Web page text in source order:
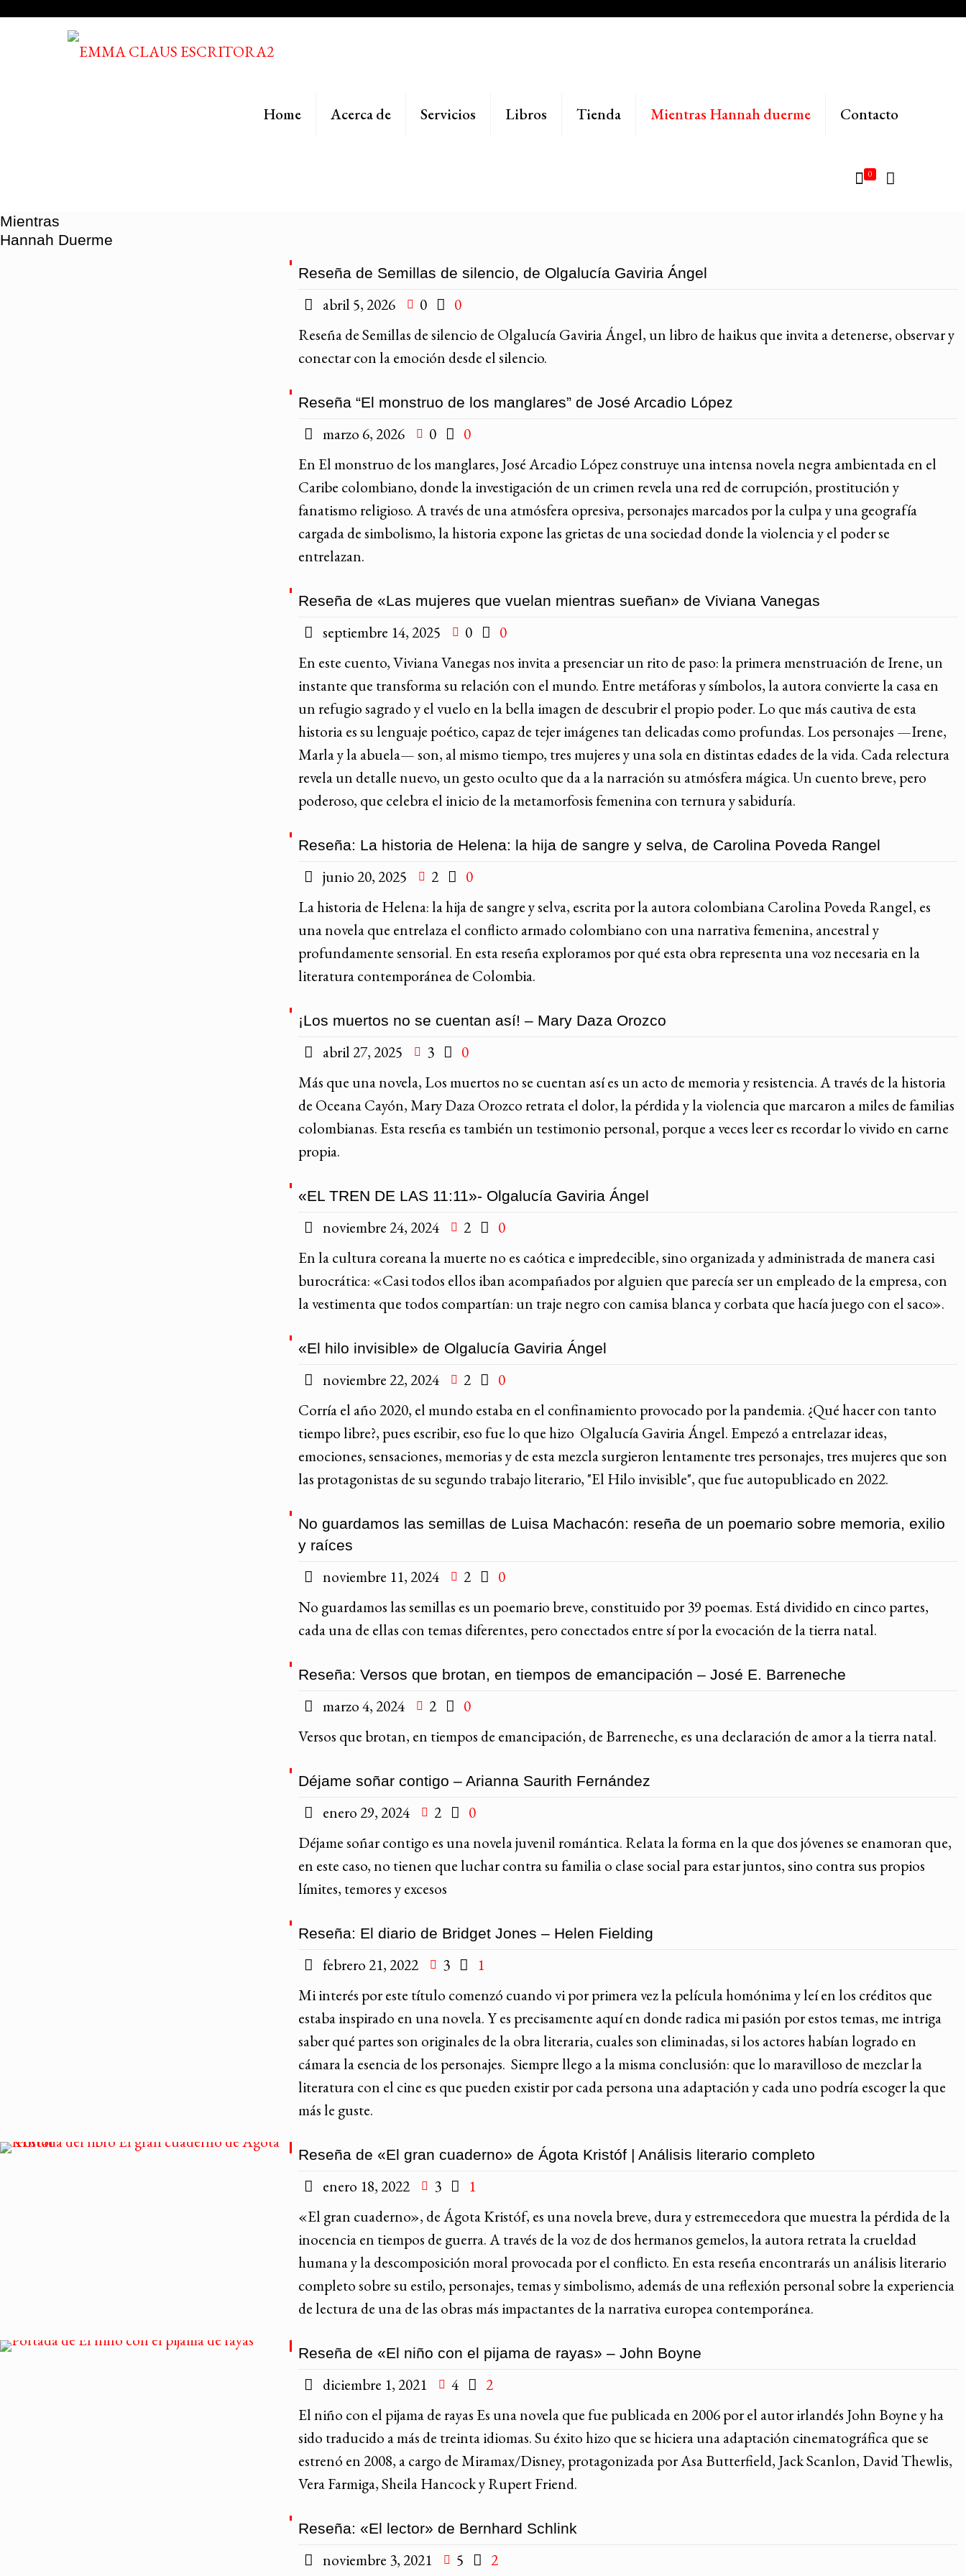
Home Acerca de Servicios Libros Tienda Mientras Hannah duerme Contacto
0
Mientras
Hannah Duerme
Reseña de Semillas de silencio, de Olgalucía Gaviria Ángel
abril 5, 2026 0
0
Reseña de Semillas de silencio de Olgalucía Gaviria Ángel, un libro de haikus que invita a detenerse, observar y
conectar con la emoción desde el silencio.
Reseña “El monstruo de los manglares” de José Arcadio López
marzo 6, 2026 0
0
En El monstruo de los manglares, José Arcadio López construye una intensa novela negra ambientada en el
Caribe colombiano, donde la investigación de un crimen revela una red de corrupción, prostitución y
fanatismo religioso. A través de una atmósfera opresiva, personajes marcados por la culpa y una geografía
cargada de simbolismo, la historia expone las grietas de una sociedad donde la violencia y el poder se
entrelazan.
Reseña de «Las mujeres que vuelan mientras sueñan» de Viviana Vanegas
septiembre 14, 2025 0
0
En este cuento, Viviana Vanegas nos invita a presenciar un rito de paso: la primera menstruación de Irene, un
instante que transforma su relación con el mundo. Entre metáforas y símbolos, la autora convierte la casa en
un refugio sagrado y el vuelo en la bella imagen de descubrir el propio poder. Lo que más cautiva de esta
historia es su lenguaje poético, capaz de tejer imágenes tan delicadas como profundas. Los personajes —Irene,
Marla y la abuela— son, al mismo tiempo, tres mujeres y una sola en distintas edades de la vida. Cada relectura
revela un detalle nuevo, un gesto oculto que da a la narración su atmósfera mágica. Un cuento breve, pero
poderoso, que celebra el inicio de la metamorfosis femenina con ternura y sabiduría.
Reseña: La historia de Helena: la hija de sangre y selva, de Carolina Poveda Rangel
junio 20, 2025 0
2
La historia de Helena: la hija de sangre y selva, escrita por la autora colombiana Carolina Poveda Rangel, es
una novela que entrelaza el conflicto armado colombiano con una narrativa femenina, ancestral y
profundamente sensorial. En esta reseña exploramos por qué esta obra representa una voz necesaria en la
literatura contemporánea de Colombia.
¡Los muertos no se cuentan así! – Mary Daza Orozco
abril 27, 2025 0
3
Más que una novela, Los muertos no se cuentan así es un acto de memoria y resistencia. A través de la historia
de Oceana Cayón, Mary Daza Orozco retrata el dolor, la pérdida y la violencia que marcaron a miles de familias
colombianas. Esta reseña es también un testimonio personal, porque a veces leer es recordar lo vivido en carne
propia.
«EL TREN DE LAS 11:11»- Olgalucía Gaviria Ángel
noviembre 24, 2024 0
2
En la cultura coreana la muerte no es caótica e impredecible, sino organizada y administrada de manera casi
burocrática: «Casi todos ellos iban acompañados por alguien que parecía ser un empleado de la empresa, con
la vestimenta que todos compartían: un traje negro con camisa blanca y corbata que hacía juego con el saco».
«El hilo invisible» de Olgalucía Gaviria Ángel
noviembre 22, 2024 0
2
Corría el año 2020, el mundo estaba en el confinamiento provocado por la pandemia. ¿Qué hacer con tanto
tiempo libre?, pues escribir, eso fue lo que hizo Olgalucía Gaviria Ángel. Empezó a entrelazar ideas,
emociones, sensaciones, memorias y de esta mezcla surgieron lentamente tres personajes, tres mujeres que son
las protagonistas de su segundo trabajo literario, "El Hilo invisible", que fue autopublicado en 2022.
No guardamos las semillas de Luisa Machacón: reseña de un poemario sobre memoria, exilio
y raíces
noviembre 11, 2024 0
2
No guardamos las semillas es un poemario breve, constituido por 39 poemas. Está dividido en cinco partes,
cada una de ellas con temas diferentes, pero conectados entre sí por la evocación de la tierra natal.
Reseña: Versos que brotan, en tiempos de emancipación – José E. Barreneche
marzo 4, 2024 0
2
Versos que brotan, en tiempos de emancipación, de Barreneche, es una declaración de amor a la tierra natal.
Déjame soñar contigo – Arianna Saurith Fernández
enero 29, 2024 0
2
Déjame soñar contigo es una novela juvenil romántica. Relata la forma en la que dos jóvenes se enamoran que,
en este caso, no tienen que luchar contra su familia o clase social para estar juntos, sino contra sus propios
límites, temores y excesos
Reseña: El diario de Bridget Jones – Helen Fielding
febrero 21, 2022 1
3
Mi interés por este título comenzó cuando vi por primera vez la película homónima y leí en los créditos que
estaba inspirado en una novela. Y es precisamente aquí en donde radica mi pasión por estos temas, me intriga
saber qué partes son originales de la obra literaria, cuales son eliminadas, si los actores habían logrado en
cámara la esencia de los personajes. Siempre llego a la misma conclusión: que lo maravilloso de mezclar la
literatura con el cine es que pueden existir por cada persona una adaptación y cada uno podría escoger la que
más le guste.
Reseña de «El gran cuaderno» de Ágota Kristóf | Análisis literario completo
enero 18, 2022 1
3
«El gran cuaderno», de Ágota Kristóf, es una novela breve, dura y estremecedora que muestra la pérdida de la
inocencia en tiempos de guerra. A través de la voz de dos hermanos gemelos, la autora retrata la crueldad
humana y la descomposición moral provocada por el conflicto. En esta reseña encontrarás un análisis literario
completo sobre su estilo, personajes, temas y simbolismo, además de una reflexión personal sobre la experiencia
de lectura de una de las obras más impactantes de la narrativa europea contemporánea.
Reseña de «El niño con el pijama de rayas» – John Boyne
diciembre 1, 2021 2
4
El niño con el pijama de rayas Es una novela que fue publicada en 2006 por el autor irlandés John Boyne y ha
sido traducido a más de treinta idiomas. Su éxito hizo que se hiciera una adaptación cinematográfica que se
estrenó en 2008, a cargo de Miramax/Disney, protagonizada por Asa Butterfield, Jack Scanlon, David Thewlis,
Vera Farmiga, Sheila Hancock y Rupert Friend.
Reseña: «El lector» de Bernhard Schlink
noviembre 3, 2021 2
5